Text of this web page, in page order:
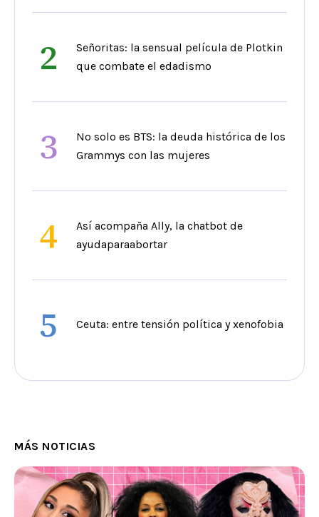
2
Señoritas: la sensual película de Plotkin
que combate el edadismo
3
No solo es BTS: la deuda histórica de los
Grammys con las mujeres
4
Así acompaña Ally, la chatbot de
ayudaparaabortar
5 Ceuta: entre tensión política y xenofobia
MÁS NOTICIAS